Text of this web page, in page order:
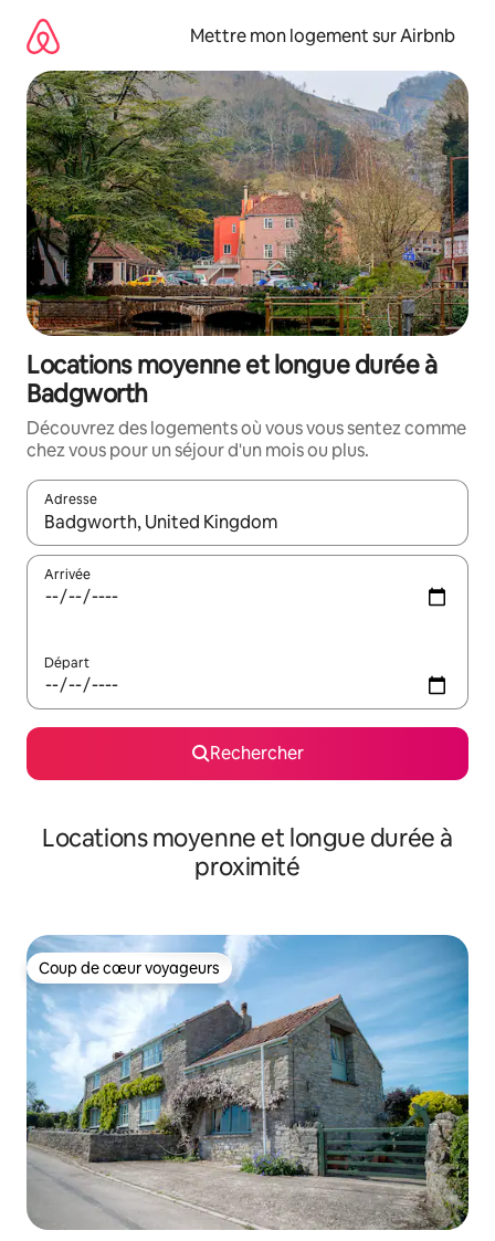
directement
contenu
Mettre mon logement sur Airbnb
Locations moyenne et longue durée à
Badgworth
Découvrez des logements où vous vous sentez comme
chez vous pour un séjour d'un mois ou plus.
Adresse
Lorsque les résultats s'affichent, utilisez les flèches vers le
Arrivée
Départ
Rechercher
Locations moyenne et longue durée à
proximité
Coup de cœur voyageurs
Coup de cœur voyageurs